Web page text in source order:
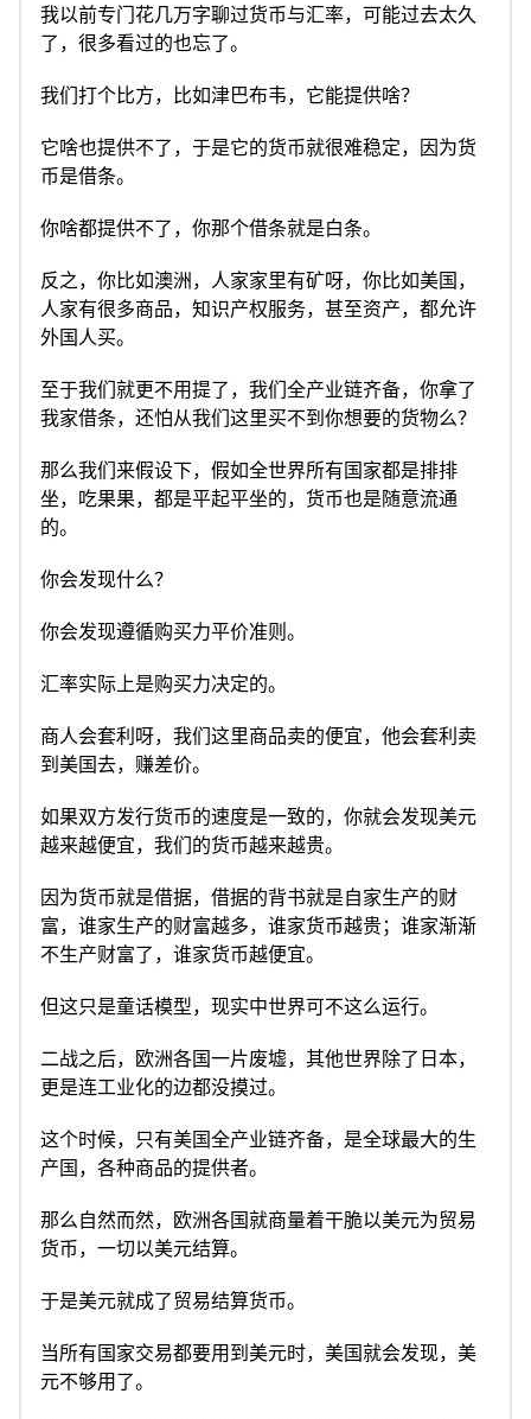
我以前专门花几万字聊过货币与汇率，可能过去太久
了，很多看过的也忘了。
我们打个比方，比如津巴布韦，它能提供啥？
它啥也提供不了，于是它的货币就很难稳定，因为货
币是借条。
你啥都提供不了，你那个借条就是白条。
反之，你比如澳洲，人家家里有矿呀，你比如美国，
人家有很多商品，知识产权服务，甚至资产，都允许
外国人买。
至于我们就更不用提了，我们全产业链齐备，你拿了
我家借条，还怕从我们这里买不到你想要的货物么？
那么我们来假设下，假如全世界所有国家都是排排
坐，吃果果，都是平起平坐的，货币也是随意流通
的。
你会发现什么？
你会发现遵循购买力平价准则。
汇率实际上是购买力决定的。
商人会套利呀，我们这里商品卖的便宜，他会套利卖
到美国去，赚差价。
如果双方发行货币的速度是一致的，你就会发现美元
越来越便宜，我们的货币越来越贵。
因为货币就是借据，借据的背书就是自家生产的财
富，谁家生产的财富越多，谁家货币越贵；谁家渐渐
不生产财富了，谁家货币越便宜。
但这只是童话模型，现实中世界可不这么运行。
二战之后，欧洲各国一片废墟，其他世界除了日本，
更是连工业化的边都没摸过。
这个时候，只有美国全产业链齐备，是全球最大的生
产国，各种商品的提供者。
那么自然而然，欧洲各国就商量着干脆以美元为贸易
货币，一切以美元结算。
于是美元就成了贸易结算货币。
当所有国家交易都要用到美元时，美国就会发现，美
元不够用了。